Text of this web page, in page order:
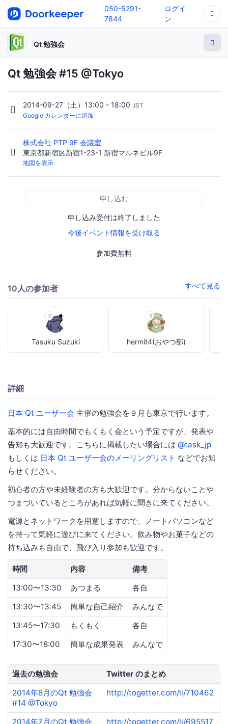
050-5291-
7844
ログイ
ン
Qt 勉強会
Qt 勉強会 #15 @Tokyo
2014-09-27（土）13:00 - 18:00 JST
Google カレンダーに追加
株式会社 PTP 9F 会議室
東京都新宿区新宿1-23-1 新宿マルネビル9F
地図を表示
申し込む
申し込み受付は終了しました
今後イベント情報を受け取る
参加費無料
10人の参加者 すべて見る
Tasuku Suzuki hermit4(おやつ部)
詳細
日本 Qt ユーザー会 主催の勉強会を９月も東京で行います。
基本的には自由時間でもくもく会という予定ですが、発表や
告知も大歓迎です。こちらに掲載したい場合には @task_jp
もしくは 日本 Qt ユーザー会のメーリングリスト などでお知
らせください。
初心者の方や未経験者の方も大歓迎です。分からないことや
つまづいているところがあれば気軽に聞きに来てください。
電源とネットワークを用意しますので、ノートパソコンなど
を持って気軽に遊びに来てください。飲み物やお菓子などの
持ち込みも自由で、飛び入り参加も歓迎です。
時間 内容
備考
13:00〜13:30
あつまる
各自
13:30〜13:45
簡単な自己紹介
みんなで
13:45〜17:30
もくもく
各自
17:30〜18:00
簡単な成果発表 みんなで
過去の勉強会
Twitter のまとめ
2014年8月のQt 勉強会
#14 @Tokyo
http://togetter.com/li/710462
2014年7月のQt 勉強会
http://togetter.com/li/695517